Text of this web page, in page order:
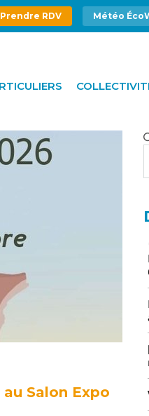
Prendre RDV Météo
Salon Expo